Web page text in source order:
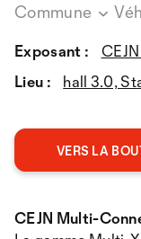
Commune
Exposant :
Lieu :
hall 3.0,
VERS LA
CEJN Multi-